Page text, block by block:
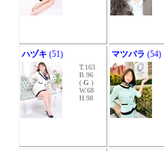
ハヅキ (51)
T.163
B.96
( G )
W.68
H.98
マツバラ (54)